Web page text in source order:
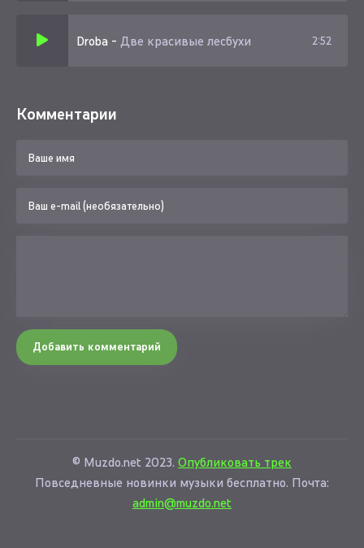
Droba - Две красивые лесбухи 2:52
Комментарии
Добавить комментарий
© Muzdo.net 2023. Опубликовать трек
Повседневные новинки музыки бесплатно. Почта:
admin@muzdo.net